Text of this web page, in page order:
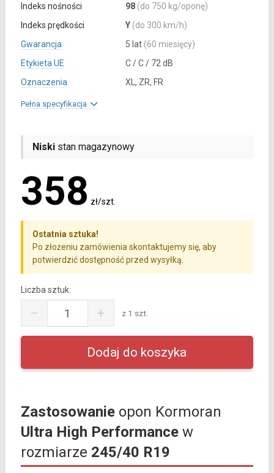
Indeks nośności
98 (do 750 kg/oponę)
Indeks prędkości
Y (do 300 km/h)
Gwarancja
5 lat (60 miesięcy)
Etykieta UE
C / C / 72 dB
Oznaczenia
XL, ZR, FR
Pełna specyfikacja
Niskistan magazynowy
358 zł/szt.
Ostatnia sztuka!
Po złożeniu zamówienia skontaktujemy się, aby
potwierdzić dostępność przed wysyłką.
Liczba sztuk:
− + z 1 szt.
Zastosowanieopon Kormoran
Ultra High Performancew
rozmiarze 245/40 R19